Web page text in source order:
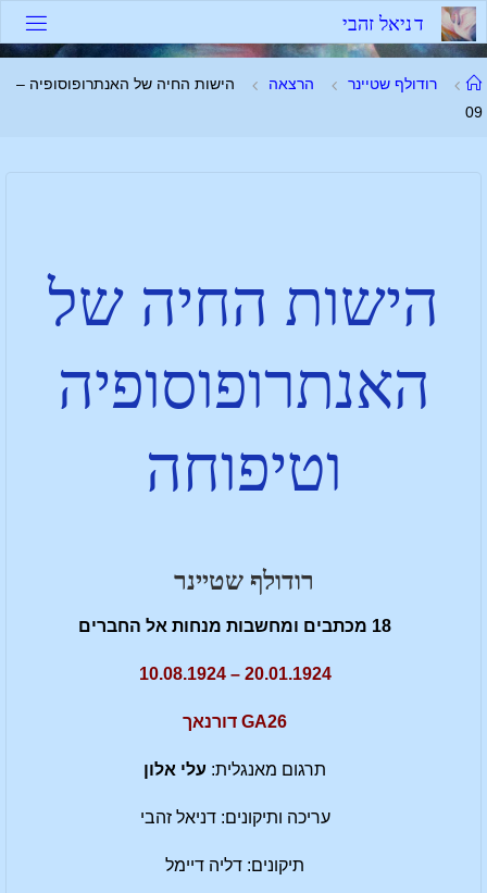
דניאל זהבי
רודולף שטיינר הרצאה
הישות החיה של האנתרופוסופיה –
09
הישות החיה של
האנתרופוסופיה
וטיפוחה
רודולף שטיינר
18 מכתבים ומחשבות מנחות אל החברים
20.01.1924 – 10.08.1924
GA26 דורנאך
תרגום מאנגלית: עלי אלון
עריכה ותיקונים: דניאל זהבי
תיקונים: דליה דיימל